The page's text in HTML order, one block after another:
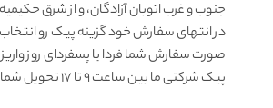
جنوب و غرب اتوبان آزادگان، و از شرق
در انتهای سفارش خود گزینه پیک رو انتخاب
صورت سفارش شما فردا یا پسفردای روز
پیک شرکتی ما بين ساعت 9 تا 17 تحويل شما مى شود.